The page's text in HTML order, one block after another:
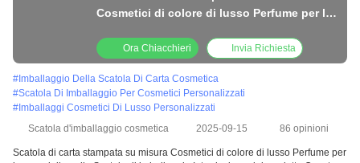
Cosmetici di colore di lusso Perfume per la
Ora Chiacchieri Invia Richiesta
# Imballaggio Della Scatola Di Carta Cosmetica
#Scatola Di Imballaggio Per Cosmetici Personalizzati
# Imballaggi Cosmetici Di Lusso Personalizzati
Scatola d'imballaggio cosmetica
2025-09-15 86 opinioni
Scatola di carta stampata su misura Cosmetici di colore di lusso Perfume per